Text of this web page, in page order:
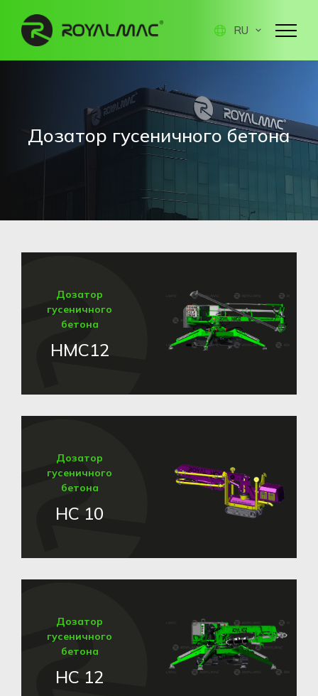
RU
Дозатор гусеничного бетона
Дозатор
гусеничного
бетона
HMC12
Дозатор
гусеничного
бетона
HC 10
Дозатор
гусеничного
бетона
HC 12